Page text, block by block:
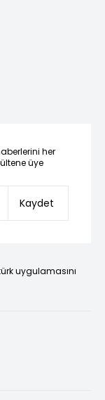
her
üye
Kaydet
uygulamasını